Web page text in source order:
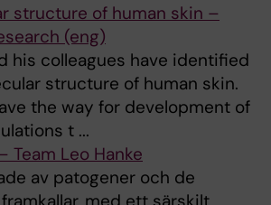
structure of human skin –
(eng)
his colleagues have identified
structure of human skin.
the way for development of
t ...
Team Leo Hanke
av patogener och de